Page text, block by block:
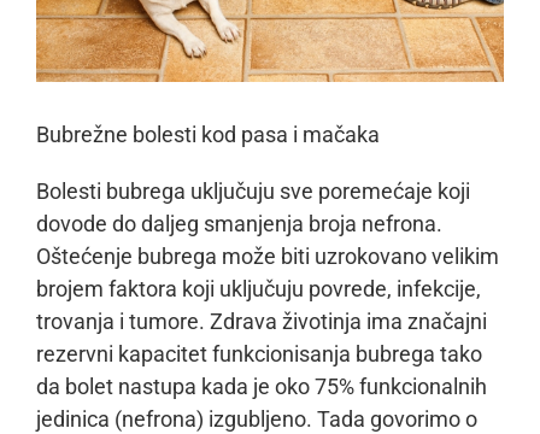
Bubrežne bolesti kod pasa i mačaka
Bolesti bubrega uključuju sve poremećaje koji
dovode do daljeg smanjenja broja nefrona.
Oštećenje bubrega može biti uzrokovano velikim
brojem faktora koji uključuju povrede, infekcije,
trovanja i tumore. Zdrava životinja ima značajni
rezervni kapacitet funkcionisanja bubrega tako
da bolet nastupa kada je oko 75% funkcionalnih
jedinica (nefrona) izgubljeno. Tada govorimo o